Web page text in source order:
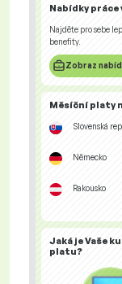
Nabídky práce
Najděte pro sebe
benefity.
Zobraz
Měsíční platy
Slovenská
Německo
Rakousko
Jaká je Vaše
platu?